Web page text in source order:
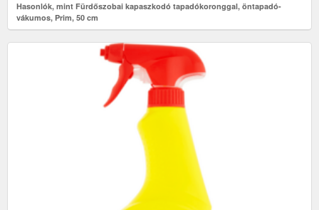
Hasonlók, mint Fürdőszobai kapaszkodó tapadókoronggal, öntapadó-
vákumos, Prim, 50 cm